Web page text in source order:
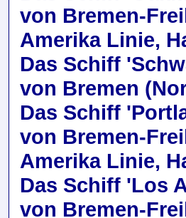
von Bremen-
Amerika Linie,
Das Schiff
von Bremen
Das Schiff
von Bremen-
Amerika Linie,
Das Schiff 'Los
von Bremen-